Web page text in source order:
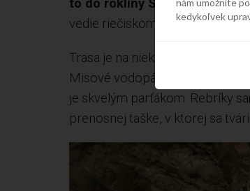
vedie riečiskom potoka, takže
Trasa je na niekoľkých miestach
Misové vodopády, ktoré sa
je skvelým parťákom. Rebríky
prenosnej taške, v ktorej sa
nám umožníte
kedykoľvek